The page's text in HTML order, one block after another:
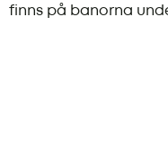
finns på banorna